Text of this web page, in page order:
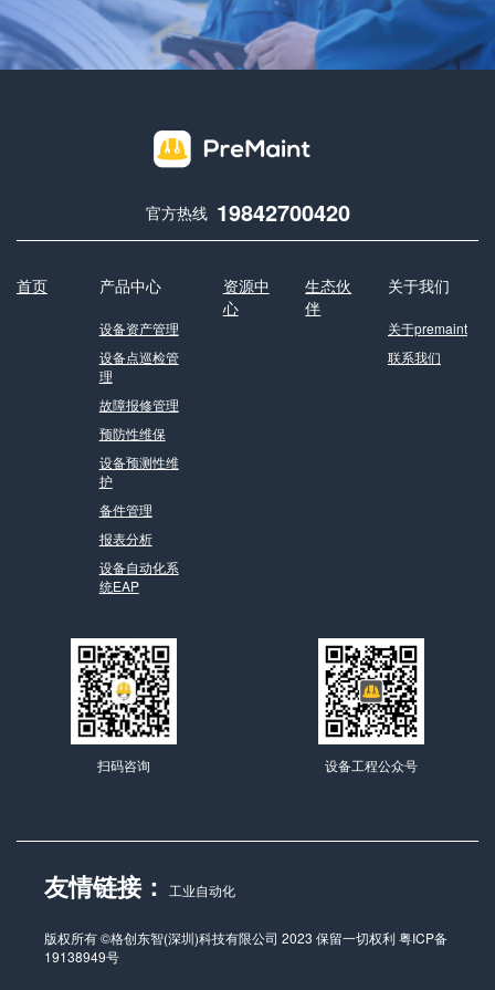
官方热线 19842700420
首页 产品中心
设备资产管理
设备点巡检管
理
故障报修管理
预防性维保
设备预测性维
护
备件管理
报表分析
设备自动化系
统EAP
资源中
心
生态伙
伴
关于我们
关于premaint
联系我们
扫码咨询 设备工程公众号
友情链接： 工业自动化
版权所有 ©格创东智(深圳)科技有限公司 2023 保留一切权利 粤ICP备
19138949号